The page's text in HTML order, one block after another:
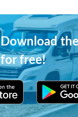
Download
for free!